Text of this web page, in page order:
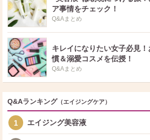
ア事情をチェック！
Q&Aまとめ
キレイになりたい女子必見
慣＆溺愛コスメを伝授！
Q&Aまとめ
Q&Aランキング （エイジングケア）
1 エイジング美容液